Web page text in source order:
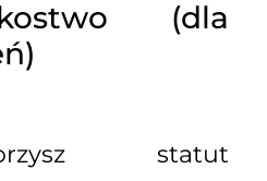
(dla
statut